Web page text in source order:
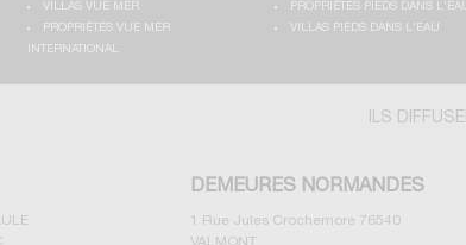
VILLAS VUE MER
PROPRIÉTÉS VUE MER
PROPRIÉTÉS PIEDS DANS
VILLAS PIEDS DANS L'EAU
INTERNATIONAL
ILS
DEMEURES NORMANDES
1 Rue Jules Crochemore 76540